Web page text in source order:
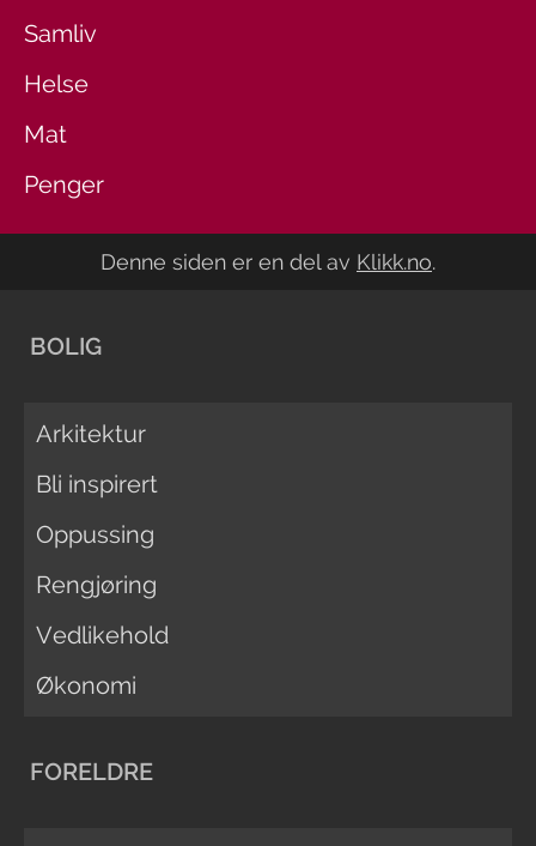
Samliv
Helse
Mat
Penger
Denne siden er en del av Klikk.no.
BOLIG
Arkitektur
Bli inspirert
Oppussing
Rengjøring
Vedlikehold
Økonomi
FORELDRE